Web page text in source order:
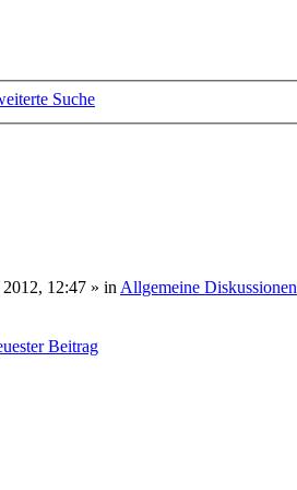
Suche
12:47 » in Allgemeine Diskussionen
Beitrag